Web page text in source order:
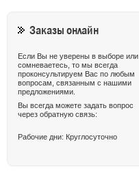
Заказы онлайн
Если Вы не уверены в выборе или
сомневаетесь, то мы всегда
проконсультируем Вас по любым
вопросам, связанным с нашими
предложениями.
Вы всегда можете задать вопрос
через обратную связь:
Рабочие дни: Круглосуточно